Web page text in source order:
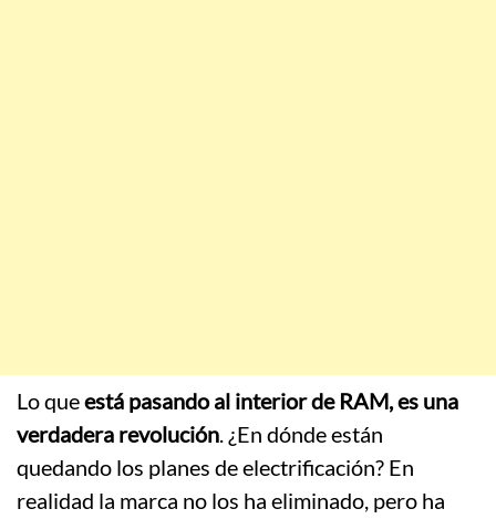
Lo queestá pasando al interior de RAM, es una
verdadera revolución. ¿En dónde están
quedando los planes de electrificación? En
realidad la marca no los ha eliminado, pero ha